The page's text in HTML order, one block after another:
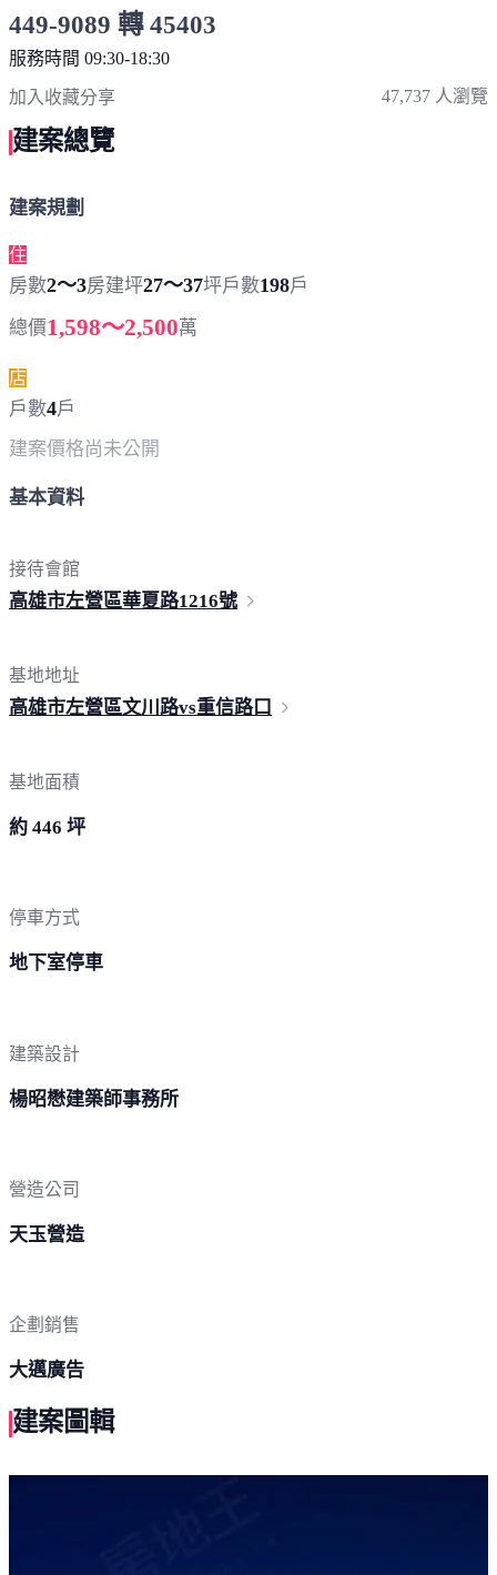
449-9089 轉 45403
服務時間 09:30-18:30
加入收藏分享 47,737 人瀏覽
建案總覽
建案規劃
住
房數2～3房建坪27～37坪戶數198戶
總價1,598～2,500萬
店
戶數4戶
建案價格尚未公開
基本資料
接待會館
高雄市左營區華夏路1216號
基地地址
高雄市左營區文川路vs重信路口
基地面積
約 446 坪
停車方式
地下室停車
建築設計
楊昭懋建築師事務所
營造公司
天玉營造
企劃銷售
大邁廣告
建案圖輯